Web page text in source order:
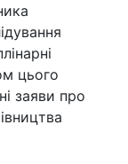
цього
заяви про